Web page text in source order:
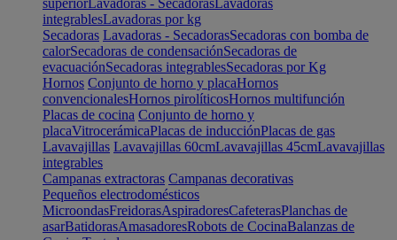
superiorLavadoras - SecadorasLavadoras
integrablesLavadoras por kg
Secadoras Lavadoras - SecadorasSecadoras con bomba de
calorSecadoras de condensaciónSecadoras de
evacuaciónSecadoras integrablesSecadoras por Kg
Hornos Conjunto de horno y placaHornos
convencionalesHornos pirolíticosHornos multifunción
Placas de cocina Conjunto de horno y
placaVitrocerámicaPlacas de inducciónPlacas de gas
Lavavajillas Lavavajillas 60cmLavavajillas 45cmLavavajillas
integrables
Campanas extractoras Campanas decorativas
Pequeños electrodomésticos
MicroondasFreidorasAspiradoresCafeterasPlanchas de
asarBatidorasAmasadoresRobots de CocinaBalanzas de